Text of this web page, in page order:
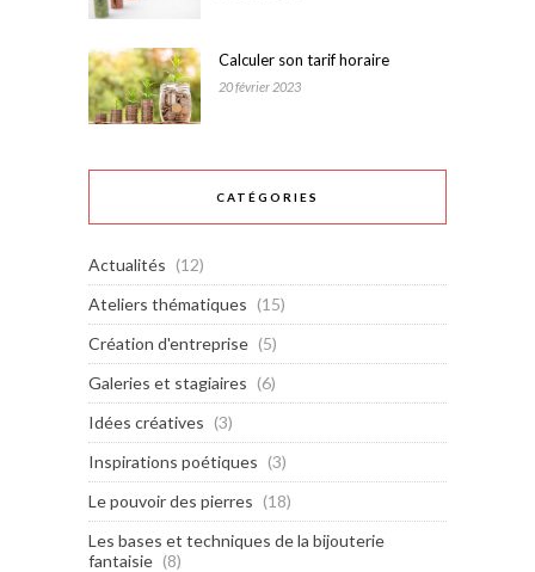
Calculer son tarif horaire
20 février 2023
CATÉGORIES
Actualités (12)
Ateliers thématiques (15)
Création d'entreprise (5)
Galeries et stagiaires (6)
Idées créatives (3)
Inspirations poétiques (3)
Le pouvoir des pierres (18)
Les bases et techniques de la bijouterie
fantaisie (8)